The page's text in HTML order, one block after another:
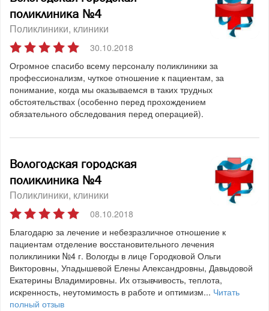
поликлиника №4
Поликлиники, клиники
30.10.2018
Огромное спасибо всему персоналу поликлиники за
профессионализм, чуткое отношение к пациентам, за
понимание, когда мы оказываемся в таких трудных
обстоятельствах (особенно перед прохождением
обязательного обследования перед операцией).
Вологодская городская
поликлиника №4
Поликлиники, клиники
08.10.2018
Благодарю за лечение и небезразличное отношение к
пациентам отделение восстановительного лечения
поликлиники №4 г. Вологды в лице Городковой Ольги
Викторовны, Упадышевой Елены Александровны, Давыдовой
Екатерины Владимировны. Их отзывчивость, теплота,
искренность, неутомимость в работе и оптимизм... Читать
полный отзыв